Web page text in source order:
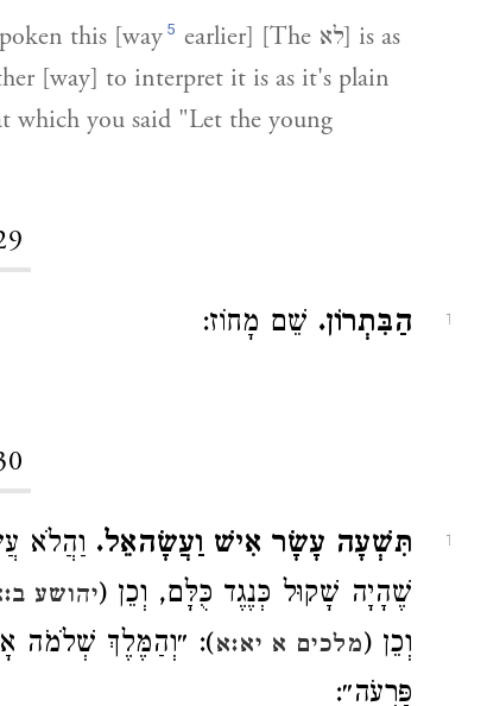
this [way 5 earlier] [The לא] is as
[way] to interpret it is as it's plain
which you said "Let the young
1 הַבִּתְרוֹן. שֵׁם מָחוֹז:
1 תִּשְׁעָה עָשָׂר אִישׁ וַעֲשָׂהאֵל. וַהֲלֹא
שֶׁהָיָה שָׁקוּל כְּנֶגֶד כֻּלָּם, וְכֵן (יהושע
וְכֵן (מלכים א יא:א): ״וְהַמֶּלֶךְ שְׁלֹמֹה
פַּרְעֹה״: